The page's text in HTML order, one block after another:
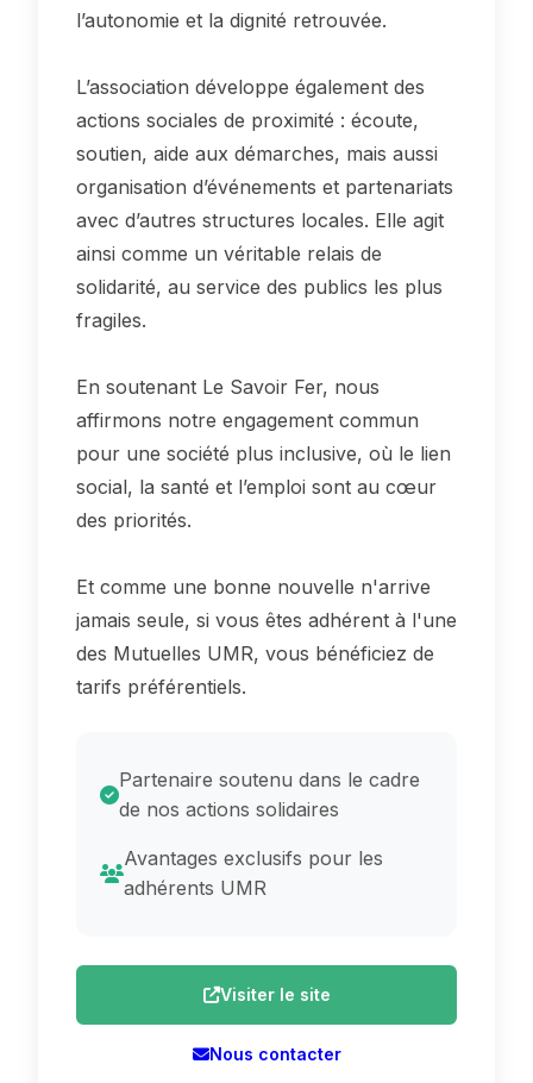
l’autonomie et la dignité retrouvée.
L’association développe également des
actions sociales de proximité : écoute,
soutien, aide aux démarches, mais aussi
organisation d’événements et partenariats
avec d’autres structures locales. Elle agit
ainsi comme un véritable relais de
solidarité, au service des publics les plus
fragiles.
En soutenant Le Savoir Fer, nous
affirmons notre engagement commun
pour une société plus inclusive, où le lien
social, la santé et l’emploi sont au cœur
des priorités.
Et comme une bonne nouvelle n'arrive
jamais seule, si vous êtes adhérent à l'une
des Mutuelles UMR, vous bénéficiez de
tarifs préférentiels.
Partenaire soutenu dans le cadre
de nos actions solidaires
Avantages exclusifs pour les
adhérents UMR
Visiter le site
Nous contacter